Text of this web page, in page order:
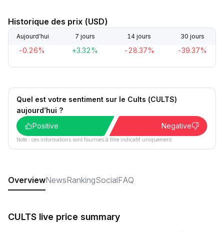
Historique des prix (USD)
Aujourd’hui 7 jours 14 jours 30 jours
-0.26% +3.32% -28.37% -39.37%
Quel est votre sentiment sur le Cults (CULTS)
aujourd’hui ?
Positive
Negative
Note : ces informations sont fournies à titre indicatif uniquement.
OverviewNewsRankingSocialFAQ
CULTS live price summary